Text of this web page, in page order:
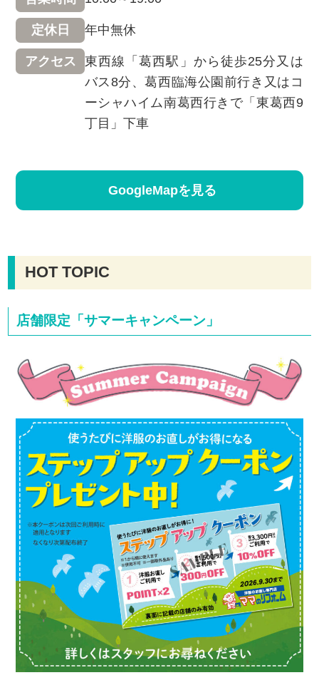
定休日 年中無休
アクセス
東西線「葛西駅」から徒歩25分又は
バス8分、葛西臨海公園前行き又はコ
ーシャハイム南葛西行きで「東葛西9
丁目」下車
GoogleMapを見る
HOT TOPIC
店舗限定「サマーキャンペーン」